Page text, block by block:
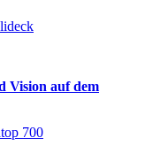
Vision auf dem